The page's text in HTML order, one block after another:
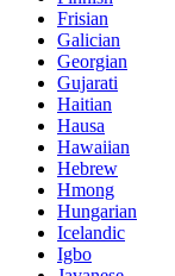
Frisian
Galician
Georgian
Gujarati
Haitian
Hausa
Hawaiian
Hebrew
Hmong
Hungarian
Icelandic
Igbo